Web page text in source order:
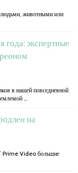
животными или
экспертные
в нашей повседневной
…
на
Prime Video большие